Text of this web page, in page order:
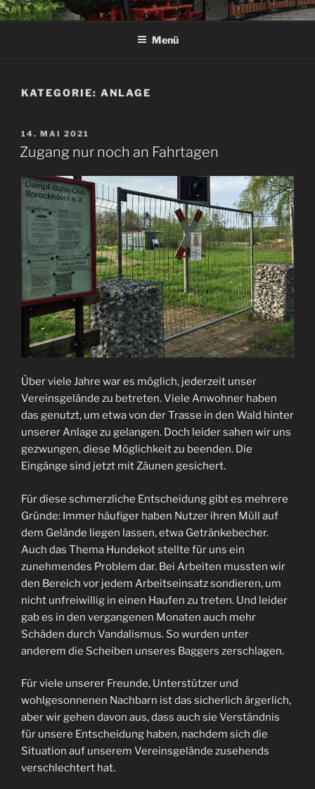
Zum
InhaltDAMPF-BAHN-CLUB
SPROCKHÖVEL E.V.
Menü
KATEGORIE: ANLAGE
VERÖFFENTLICHT
AM
14. MAI 2021
Zugang nur noch an Fahrtagen
Über viele Jahre war es möglich, jederzeit unser
Vereinsgelände zu betreten. Viele Anwohner haben
das genutzt, um etwa von der Trasse in den Wald hinter
unserer Anlage zu gelangen. Doch leider sahen wir uns
gezwungen, diese Möglichkeit zu beenden. Die
Eingänge sind jetzt mit Zäunen gesichert.
Für diese schmerzliche Entscheidung gibt es mehrere
Gründe: Immer häufiger haben Nutzer ihren Müll auf
dem Gelände liegen lassen, etwa Getränkebecher.
Auch das Thema Hundekot stellte für uns ein
zunehmendes Problem dar. Bei Arbeiten mussten wir
den Bereich vor jedem Arbeitseinsatz sondieren, um
nicht unfreiwillig in einen Haufen zu treten. Und leider
gab es in den vergangenen Monaten auch mehr
Schäden durch Vandalismus. So wurden unter
anderem die Scheiben unseres Baggers zerschlagen.
Für viele unserer Freunde, Unterstützer und
wohlgesonnenen Nachbarn ist das sicherlich ärgerlich,
aber wir gehen davon aus, dass auch sie Verständnis
für unsere Entscheidung haben, nachdem sich die
Situation auf unserem Vereinsgelände zusehends
verschlechtert hat.